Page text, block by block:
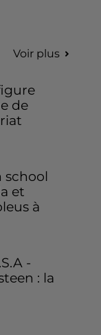
Voir plus
de
school
et
à
-
: la